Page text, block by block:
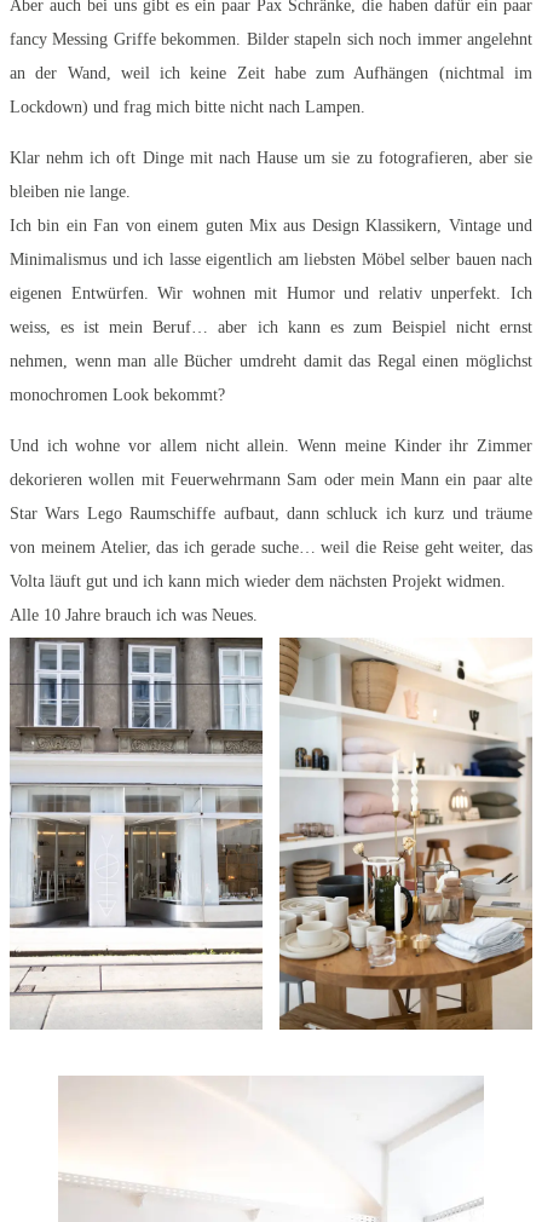
Aber auch bei uns gibt es ein paar Pax Schränke, die haben dafür ein paar
fancy Messing Griffe bekommen. Bilder stapeln sich noch immer angelehnt
an der Wand, weil ich keine Zeit habe zum Aufhängen (nichtmal im
Lockdown) und frag mich bitte nicht nach Lampen.
Klar nehm ich oft Dinge mit nach Hause um sie zu fotografieren, aber sie
bleiben nie lange.
Ich bin ein Fan von einem guten Mix aus Design Klassikern, Vintage und
Minimalismus und ich lasse eigentlich am liebsten Möbel selber bauen nach
eigenen Entwürfen. Wir wohnen mit Humor und relativ unperfekt. Ich
weiss, es ist mein Beruf… aber ich kann es zum Beispiel nicht ernst
nehmen, wenn man alle Bücher umdreht damit das Regal einen möglichst
monochromen Look bekommt?
Und ich wohne vor allem nicht allein. Wenn meine Kinder ihr Zimmer
dekorieren wollen mit Feuerwehrmann Sam oder mein Mann ein paar alte
Star Wars Lego Raumschiffe aufbaut, dann schluck ich kurz und träume
von meinem Atelier, das ich gerade suche… weil die Reise geht weiter, das
Volta läuft gut und ich kann mich wieder dem nächsten Projekt widmen.
Alle 10 Jahre brauch ich was Neues.